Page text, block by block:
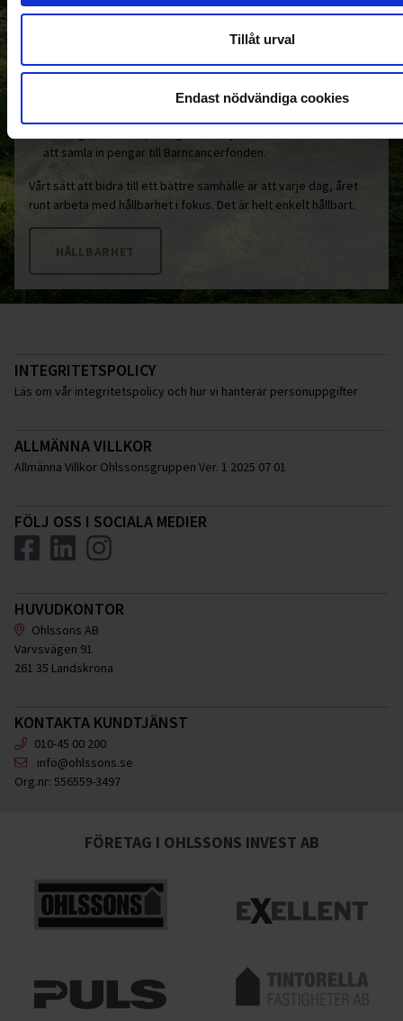
Tillåt urval
Endast nödvändiga cookies
koncernen. Genom friskvård, förebyggande av skador på
jobbet och fokus på en sund kropp och själ, ser vi till att
Den sociala hållbarheten består även av engagemang i och
stöd till organisationer som verkar för en bättre värld. Det
att samla in pengar till Barncancerfonden.
Vårt sätt att bidra till ett bättre samhälle är att varje dag, året
runt arbeta med hållbarhet i fokus. Det är helt enkelt hållbart.
HÅLLBARHET
INTEGRITETSPOLICY
Läs om vår integritetspolicy och hur vi hanterar personuppgifter
ALLMÄNNA VILLKOR
Allmänna Villkor Ohlssonsgruppen Ver. 1 2025 07 01
FÖLJ OSS I SOCIALA MEDIER
HUVUDKONTOR
Ohlssons AB
Varvsvägen 91
261 35 Landskrona
KONTAKTA KUNDTJÄNST
010-45 00 200
info@ohlssons.se
Org.nr: 556559-3497
FÖRETAG I OHLSSONS INVEST AB